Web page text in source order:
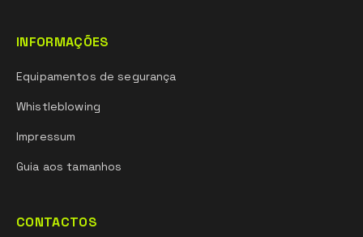
INFORMAÇÕES
Equipamentos de segurança
Whistleblowing
Impressum
Guia aos tamanhos
CONTACTOS